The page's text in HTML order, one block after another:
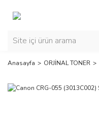
Anasayfa ORJİNAL TONER